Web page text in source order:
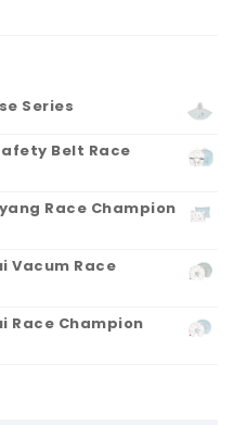
Series
Belt Race
Race Champion
Vacum Race
Race Champion